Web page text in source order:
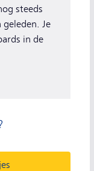
steeds
Je
in de